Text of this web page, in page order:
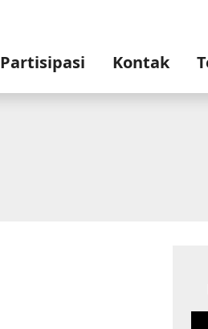
Partisipasi Kontak